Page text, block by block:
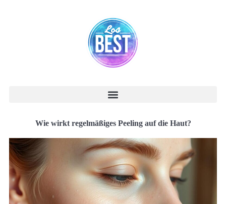
Wie wirkt regelmäßiges Peeling auf die Haut?